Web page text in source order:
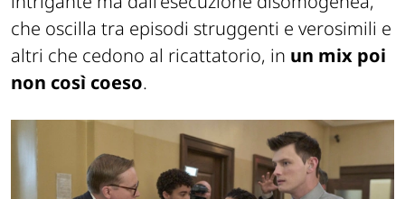
che oscilla tra episodi struggenti e verosimili e
altri che cedono al ricattatorio, in un mix poi
non così coeso.